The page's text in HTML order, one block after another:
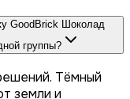
GoodBrick Шоколад
группы?
Тёмный
земли и